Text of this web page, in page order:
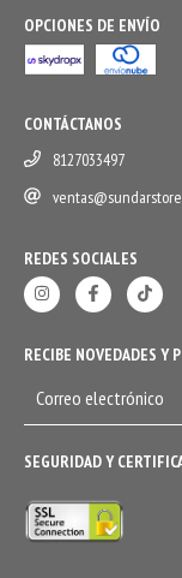
OPCIONES DE ENVÍO
CONTÁCTANOS
8127033497
REDES SOCIALES
RECIBE NOVEDADES Y
SEGURIDAD Y